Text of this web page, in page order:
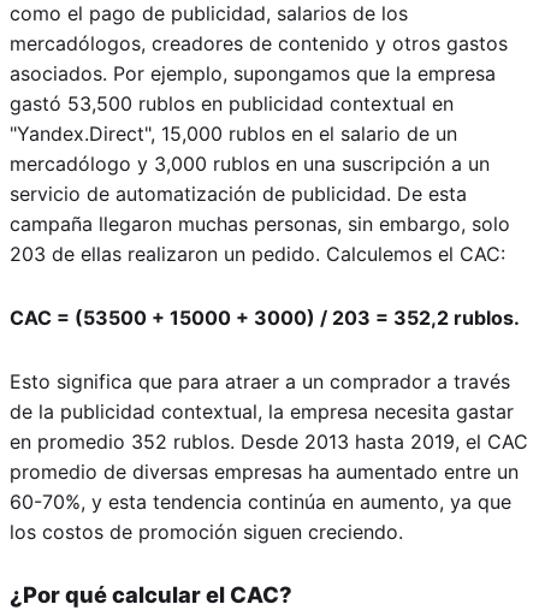
como el pago de publicidad, salarios de los
mercadólogos, creadores de contenido y otros gastos
asociados. Por ejemplo, supongamos que la empresa
gastó 53,500 rublos en publicidad contextual en
"Yandex.Direct", 15,000 rublos en el salario de un
mercadólogo y 3,000 rublos en una suscripción a un
servicio de automatización de publicidad. De esta
campaña llegaron muchas personas, sin embargo, solo
203 de ellas realizaron un pedido. Calculemos el CAC:
CAC = (53500 + 15000 + 3000) / 203 = 352,2 rublos.
Esto significa que para atraer a un comprador a través
de la publicidad contextual, la empresa necesita gastar
en promedio 352 rublos. Desde 2013 hasta 2019, el CAC
promedio de diversas empresas ha aumentado entre un
60-70%, y esta tendencia continúa en aumento, ya que
los costos de promoción siguen creciendo.
¿Por qué calcular el CAC?